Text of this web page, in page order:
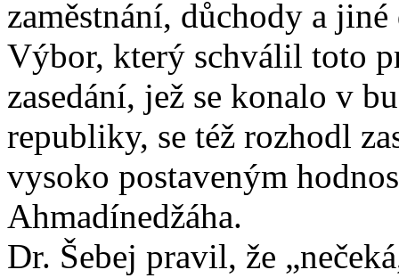
zaměstnání, důchody a jiné
Výbor, který schválil toto
zasedání, jež se konalo v
republiky, se též rozhodl
vysoko postaveným
Ahmadínedžáha.
Dr. Šebej pravil, že